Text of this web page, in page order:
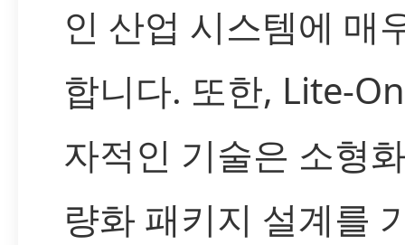
인 산업 시스템에 매
합니다. 또한, Lite-
자적인 기술은 소형
량화 패키지 설계를